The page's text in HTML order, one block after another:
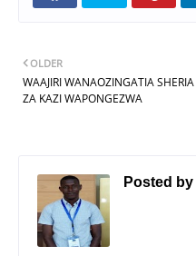
OLDER
WAAJIRI WANAOZINGATIA SHERIA
ZA KAZI WAPONGEZWA
Posted by